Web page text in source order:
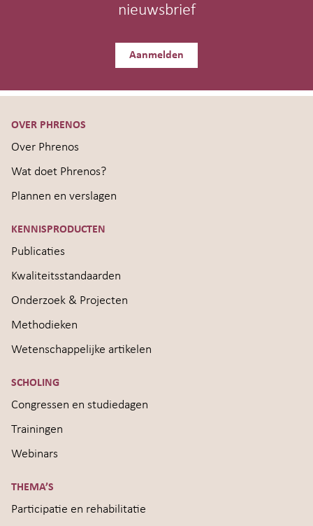
nieuwsbrief
Aanmelden
OVER PHRENOS
Over Phrenos
Wat doet Phrenos?
Plannen en verslagen
KENNISPRODUCTEN
Publicaties
Kwaliteitsstandaarden
Onderzoek & Projecten
Methodieken
Wetenschappelijke artikelen
SCHOLING
Congressen en studiedagen
Trainingen
Webinars
THEMA’S
Participatie en rehabilitatie